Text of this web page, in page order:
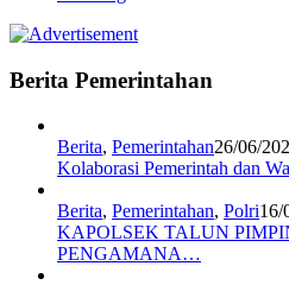
Berita Pemerintahan
Berita, Pemerintahan26/06/
Kolaborasi Pemerintah dan
Berita, Pemerintahan, Polri16/
KAPOLSEK TALUN
PENGAMANA…